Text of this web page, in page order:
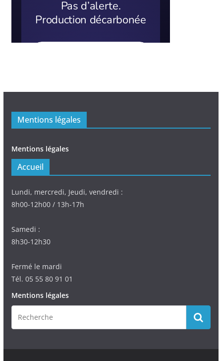
Mentions légales
Mentions légales
Accueil
Lundi, mercredi, Jeudi, vendredi :
8h00-12h00 / 13h-17h
Samedi :
8h30-12h30
Fermé le mardi
Tél. 05 55 80 91 01
Mentions légales